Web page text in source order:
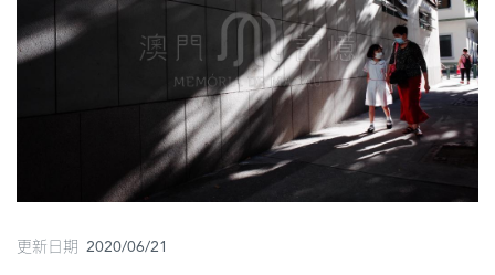
古
地
廟
更新日期 2020/06/21